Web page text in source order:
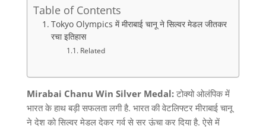
Table of Contents
Tokyo Olympics में मीराबाई चानू ने सिल्वर मेडल जीतकर
रचा इतिहास
Related
Mirabai Chanu Win Silver Medal:टोक्यो ओलंपिक में
भारत के हाथ बड़ी सफलता लगी है. भारत की वेटलिफ्टर मीराबाई चानू
ने देश को सिल्वर मेडल देकर गर्व से सर ऊंचा कर दिया है. ऐसे में